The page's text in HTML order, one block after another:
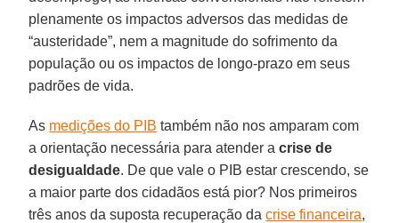
plenamente os impactos adversos das medidas de
“austeridade”, nem a magnitude do sofrimento da
população ou os impactos de longo-prazo em seus
padrões de vida.
As medições do PIB também não nos amparam com
a orientação necessária para atender acrise de
desigualdade. De que vale o PIB estar crescendo, se
a maior parte dos cidadãos está pior? Nos primeiros
três anos da suposta recuperação dacrise financeira,